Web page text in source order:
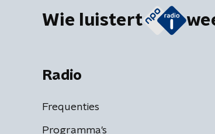
Wie luistert
Radio
Frequenties
Programma's